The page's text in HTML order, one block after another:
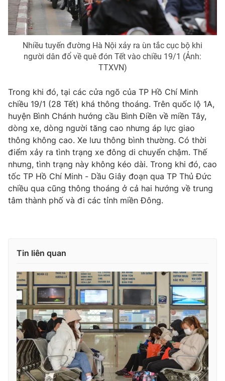
VTV Money VTV Thể thao
VTV Sức khoẻ Bất động sản
Thị trường 24h Tấm lòng Việt
VTV4 Vươn mình bằng AI
VTV9 VTV8
Liên hệ tòa soạn English
THỜI BÁO VTV
Theo dõi báo trên
Cơ quan chủ quản:
Đài Truyền hình Việt Nam
Cơ quan báo chí: Thời báo VTV
Giấy phép hoạt động báo in và báo điện tử số 483/GP-BTTTT
cấp ngày 29/12/2023
Tổng Biên tập:
Vũ Thanh Thủy
Phó Tổng Biên tập: Nguyễn Thị Mỹ Hạnh, Phạm Quốc Thắng,
Nguyễn Trọng Ninh
Tổng đài VTV:024.38 355 931 - 024.38 355 932
Nhiều tuyến đường Hà Nội xảy ra ùn tắc cục bộ khi
người dân đổ về quê đón Tết vào chiều 19/1 (Ảnh:
TTXVN)
Trong khi đó, tại các cửa ngõ của TP Hồ Chí Minh
chiều 19/1 (28 Tết) khá thông thoáng. Trên quốc lộ 1A,
huyện Bình Chánh hướng cầu Bình Điền về miền Tây,
dòng xe, dòng người tăng cao nhưng áp lực giao
thông không cao. Xe lưu thông bình thường. Có thời
điểm xảy ra tình trạng xe đông di chuyển chậm. Thế
nhưng, tình trạng này không kéo dài. Trong khi đó, cao
tốc TP Hồ Chí Minh - Dầu Giây đoạn qua TP Thủ Đức
chiều qua cũng thông thoáng ở cả hai hướng về trung
tâm thành phố và đi các tỉnh miền Đông.
Tin liên quan